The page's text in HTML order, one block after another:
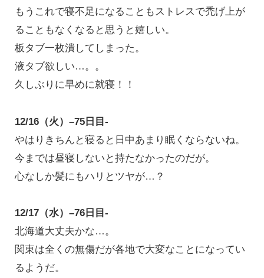
もうこれで寝不足になることもストレスで禿げ上が
ることもなくなると思うと嬉しい。
板タブ一枚潰してしまった。
液タブ欲しい…。。
久しぶりに早めに就寝！！
12/16（火）–75日目-
やはりきちんと寝ると日中あまり眠くならないね。
今までは昼寝しないと持たなかったのだが。
心なしか髪にもハリとツヤが…？
12/17（水）–76日目-
北海道大丈夫かな…。
関東は全くの無傷だが各地で大変なことになってい
るようだ。